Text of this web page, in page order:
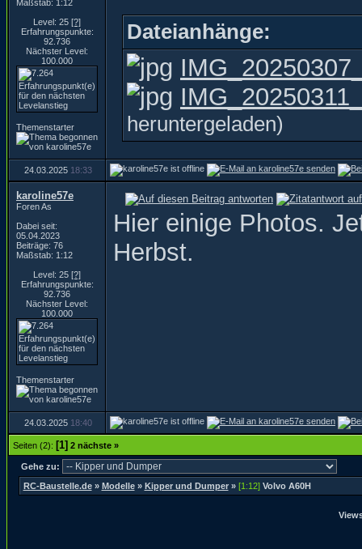
Maßstab: 1:12
Level: 25 [?]
Erfahrungspunkte:
92.736
Nächster Level:
100.000
Themenstarter
Dateianhänge:
heruntergeladen)
24.03.2025 18:33
karoline57e
Foren As
Dabei seit:
05.04.2023
Beiträge: 76
Maßstab: 1:12
Level: 25 [?]
Erfahrungspunkte:
92.736
Nächster Level:
100.000
Themenstarter
Hier einige Photos.
Herbst.
24.03.2025 18:40
Seiten (2): [1] 2 nächste »
Gehe zu:
RC-Baustelle.de» Modelle» Kipper und Dumper» [1:12] Volvo A60H